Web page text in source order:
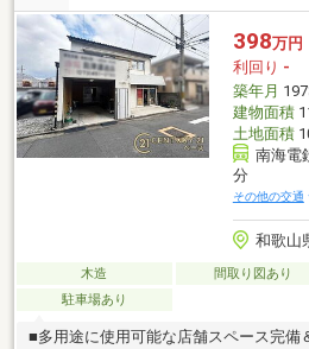
398万円
利回り -
築年月
建物面積
土地面積
南海電
分
その他の交通
和歌山
木造 間取り図あり
駐車場あり
■多用途に使用可能な店舗スペース完備